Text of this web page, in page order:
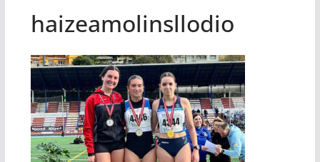
haizeamolinsllodio